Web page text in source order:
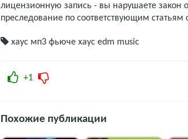
лицензионную запись - вы нарушаете закон
преследование по соответствующим статьям
хаус мп3 фьюче хаус edm music
+1
Похожие публикации